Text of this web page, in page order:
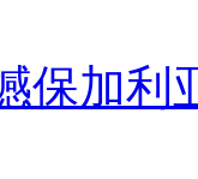
保加利